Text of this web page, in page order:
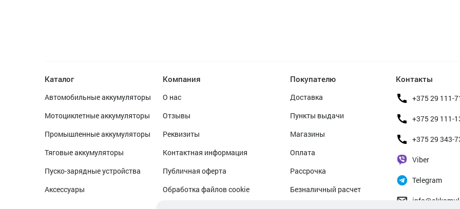
Каталог
Автомобильные аккумуляторы
Мотоциклетные аккумуляторы
Промышленные аккумуляторы
Тяговые аккумуляторы
Пуско-зарядные устройства
Аксессуары
Компания
О нас
Отзывы
Реквизиты
Контактная информация
Публичная оферта
Обработка файлов cookie
Покупателю
Доставка
Пункты выдачи
Магазины
Оплата
Рассрочка
Безналичный расчет
Контакты
+375 29 111-
+375 29 111-
+375 29 343-
Viber
Telegram